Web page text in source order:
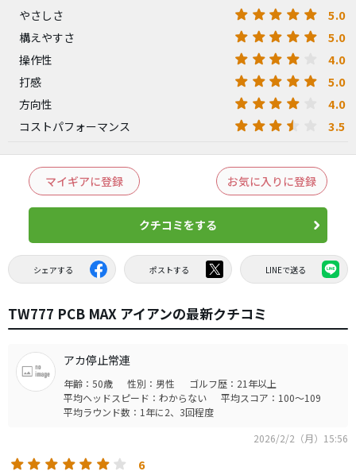
やさしさ
5.0
構えやすさ 5.0
操作性 4.0
打感 5.0
方向性 4.0
コストパフォーマンス 3.5
マイギアに登録 お気に入りに登録
クチコミをする
シェアする ポストする LINEで送る
TW777 PCB MAX アイアンの最新クチコミ
アカ停止常連
年齢：50歳 性別：男性
ゴルフ歴：21年以上
平均ヘッドスピード：わからない
平均スコア：100～109
平均ラウンド数：1年に2、3回程度
2026/2/2（月）15:56
6